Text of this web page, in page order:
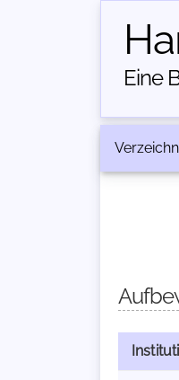
Eine